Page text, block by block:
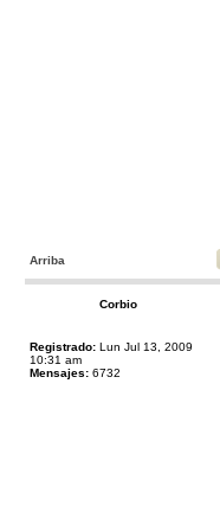
Arriba
Corbio
Registrado: Lun Jul 13, 2009
10:31 am
Mensajes: 6732